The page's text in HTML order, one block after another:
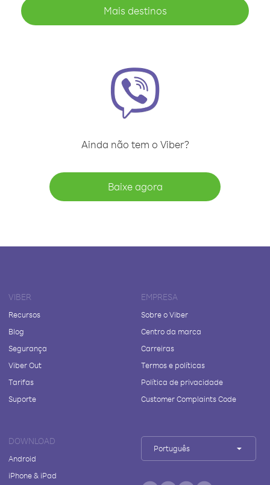
Mais destinos
Ainda não tem o Viber?
Baixe agora
VIBER
Recursos
Blog
Segurança
Viber Out
Tarifas
Suporte
EMPRESA
Sobre o Viber
Centro da marca
Carreiras
Termos e políticas
Política de privacidade
Customer Complaints Code
DOWNLOAD
Android
iPhone & iPad
Português